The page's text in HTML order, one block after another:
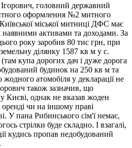
головний державний
оформлення №2 митного
міської митниці ДФС має
наявними активами та доходами. За
року заробив 80 тис грн, при
ділянку 1587 кв м у с.
купа дорогих дач і дуже дорога
будинок на 250 кв м та
атомобіля у декларації не
також зазначив, що
Києві, однак не вказав жоден
чи на іншому праві
У пана Рибинського сім'ї немає,
стрілки буде складно. І взагалі,
кудись пропав недобудований